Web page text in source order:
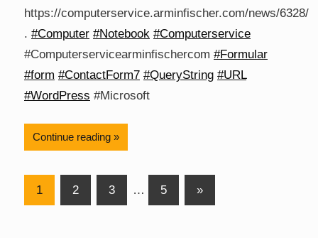
https://computerservice.arminfischer.com/news/6328/
. #Computer #Notebook #Computerservice
#Computerservicearminfischercom #Formular
#form #ContactForm7 #QueryString #URL
#WordPress #Microsoft
Continue reading
Posts
1 2 3 … 5
Next
»